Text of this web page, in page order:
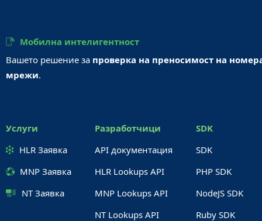
Мобилна интелигентност
Вашето решение за проверка на преносимост на
мрежи.
Услуги
HLR Заявка
MNP Заявка
NT Заявка
Разработчици
API документация
HLR Lookups API
MNP Lookups API
NT Lookups API
SDK
SDK
PHP SDK
NodeJS SDK
Ruby SDK